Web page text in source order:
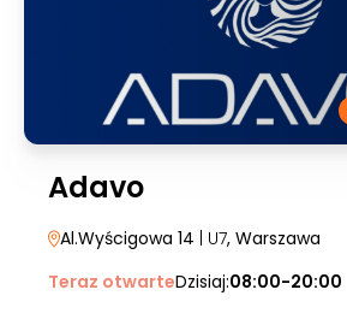
Adavo
Al.Wyścigowa 14 | U7, Warszawa
Teraz otwarteDzisiaj:08:00-20:00